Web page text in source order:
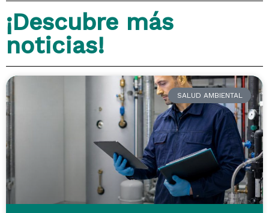
¡Descubre más
noticias!
SALUD AMBIENTAL